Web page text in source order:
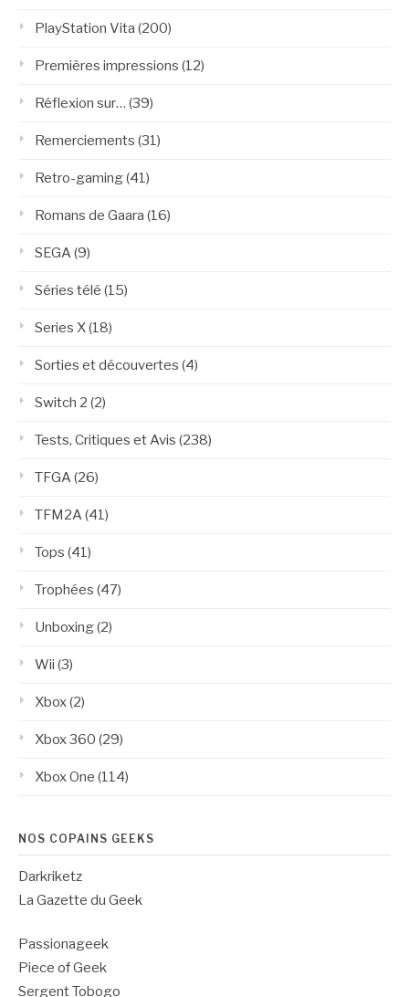
PlayStation Vita (200)
Premières impressions (12)
Réflexion sur… (39)
Remerciements (31)
Retro-gaming(41)
Romans de Gaara (16)
SEGA(9)
Séries télé (15)
Series X(18)
Sorties et découvertes (4)
Switch 2 (2)
Tests, Critiques et Avis (238)
TFGA(26)
TFM2A(41)
Tops (41)
Trophées (47)
Unboxing(2)
Wii (3)
Xbox(2)
Xbox 360 (29)
Xbox One (114)
NOS COPAINS GEEKS
Darkriketz
La Gazette du Geek
Passionageek
Piece of Geek
Sergent Tobogo